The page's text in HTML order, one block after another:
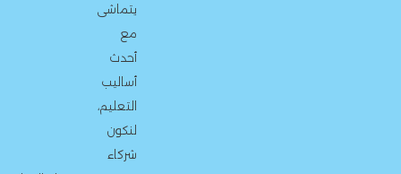
يتماشى
مع
أحدث
أساليب
التعليم،
لنكون
شركاء